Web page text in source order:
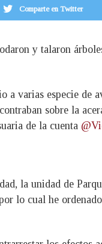
Comparte en Twitter
y talaron
varias especie de
sobre la
de la cuenta
la unidad de
lo cual he